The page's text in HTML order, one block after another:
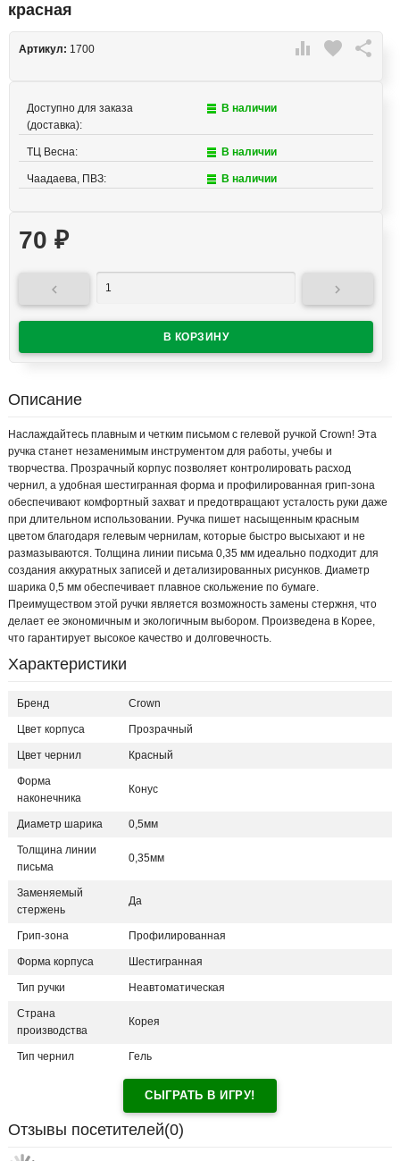
красная
 favorite 
Артикул: 1700
Доступно для заказа
(доставка):
В наличии
ТЦ Весна: В наличии
Чаадаева, ПВЗ: В наличии
70 ₽
 
Описание
Наслаждайтесь плавным и четким письмом с гелевой ручкой Crown! Эта
ручка станет незаменимым инструментом для работы, учебы и
творчества. Прозрачный корпус позволяет контролировать расход
чернил, а удобная шестигранная форма и профилированная грип-зона
обеспечивают комфортный захват и предотвращают усталость руки даже
при длительном использовании. Ручка пишет насыщенным красным
цветом благодаря гелевым чернилам, которые быстро высыхают и не
размазываются. Толщина линии письма 0,35 мм идеально подходит для
создания аккуратных записей и детализированных рисунков. Диаметр
шарика 0,5 мм обеспечивает плавное скольжение по бумаге.
Преимуществом этой ручки является возможность замены стержня, что
делает ее экономичным и экологичным выбором. Произведена в Корее,
что гарантирует высокое качество и долговечность.
Характеристики
Бренд Crown
Цвет корпуса Прозрачный
Цвет чернил Красный
Форма
наконечника
Конус
Диаметр шарика 0,5мм
Толщина линии
письма
0,35мм
Заменяемый
стержень
Да
Грип-зона Профилированная
Форма корпуса Шестигранная
Тип ручки Неавтоматическая
Страна
производства
Корея
Тип чернил Гель
СЫГРАТЬ В ИГРУ!
Отзывы посетителей(0)